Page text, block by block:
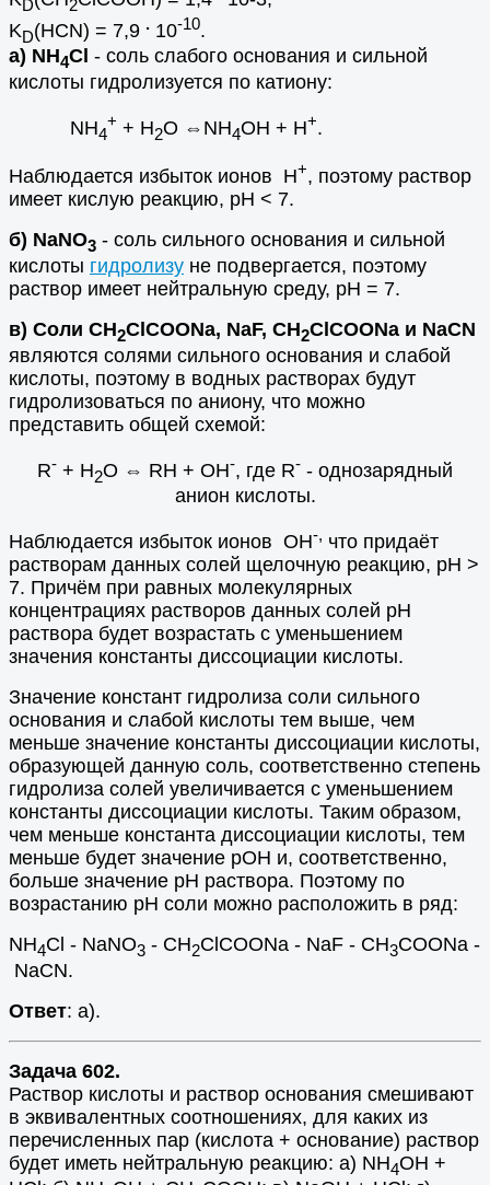
D 2
KD(HCN) = 7,9 . 10-10.
а) NH4Cl - соль слабого основания и сильной
кислоты гидролизуется по катиону:
NH4
+ + H2O ⇔NH4OH + H+.
Наблюдается избыток ионов H+, поэтому раствор
имеет кислую реакцию, рН < 7.
б) NaNO3 - соль сильного основания и сильной
кислоты гидролизу не подвергается, поэтому
раствор имеет нейтральную среду, рН = 7.
в) Соли CH2ClCOONa, NaF, CH2ClCOONa и NaCN
являются солями сильного основания и слабой
кислоты, поэтому в водных растворах будут
гидролизоваться по аниону, что можно
представить общей схемой:
R- + H2O ⇔ RH + OH-, где R- - однозарядный
анион кислоты.
Наблюдается избыток ионов OH-, что придаёт
растворам данных солей щелочную реакцию, рН >
7. Причём при равных молекулярных
концентрациях растворов данных солей рН
раствора будет возрастать с уменьшением
значения константы диссоциации кислоты.
Значение констант гидролиза соли сильного
основания и слабой кислоты тем выше, чем
меньше значение константы диссоциации кислоты,
образующей данную соль, соответственно степень
гидролиза солей увеличивается с уменьшением
константы диссоциации кислоты. Таким образом,
чем меньше константа диссоциации кислоты, тем
меньше будет значение рОН и, соответственно,
больше значение рН раствора. Поэтому по
возрастанию рН соли можно расположить в ряд:
NH4Cl - NaNO3 - CH2ClCOONa - NaF - CH3COONa -
NaCN.
Ответ: а).
Задача 602.
Раствор кислоты и раствор основания смешивают
в эквивалентных соотношениях, для каких из
перечисленных пар (кислота + основание) раствор
будет иметь нейтральную реакцию: а) NH4OH +